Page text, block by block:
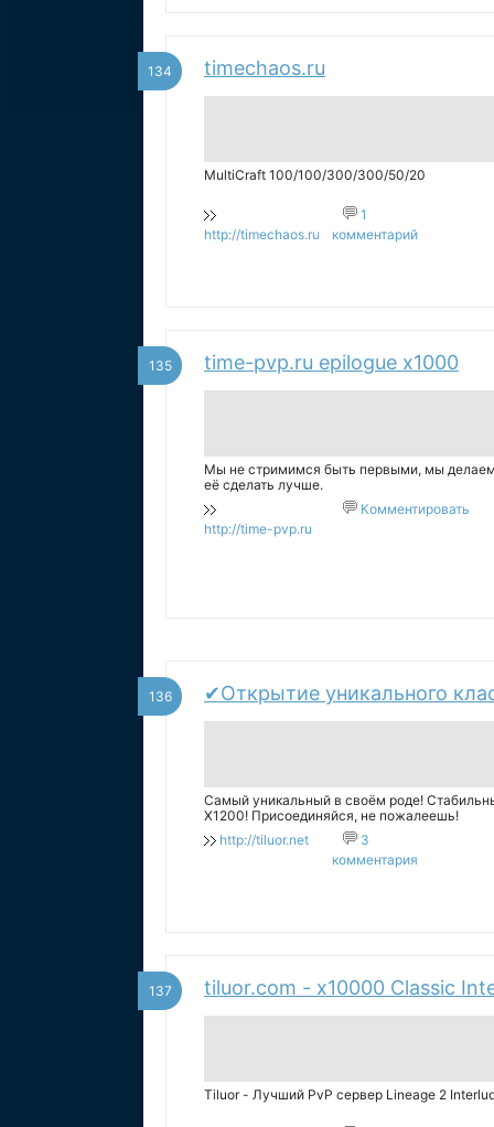
134 timechaos.ru
MultiCraft 100/100/300/300/50/20
http://timechaos.ru
1
комментарий
135 time-pvp.ru epilogue x1000
Мы не стримимся быть первыми, мы
её сделать лучше.
http://time-pvp.ru
Комментировать
136 ✔Открытие уникального
Самый уникальный в своём роде!
X1200! Присоединяйся, не пожалеешь!
http://tiluor.net
3
комментария
137 tiluor.com - x10000 Classic
Tiluor - Лучший PvP сервер Lineage 2